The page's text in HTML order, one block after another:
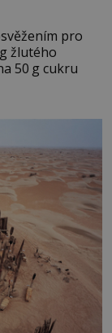
pro
50 g cukru